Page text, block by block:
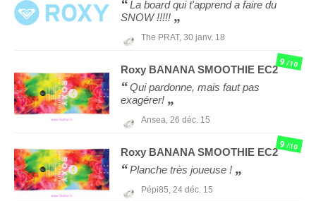
La board qui t'apprend a faire du
SNOW !!!!!
The PRAT, 30 janv. 18
Roxy BANANA SMOOTHIE EC2
Qui pardonne, mais faut pas
exagérer!
Ansea, 26 déc. 15
9/10
Roxy BANANA SMOOTHIE EC2
Planche très joueuse !
Pépi85, 24 déc. 15
9/10